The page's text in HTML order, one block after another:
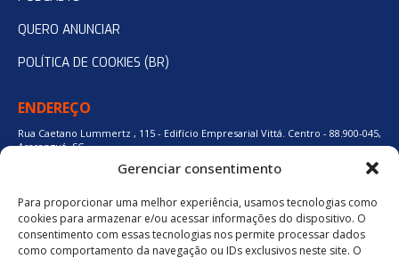
Gerenciar consentimento
Para proporcionar uma melhor experiência, usamos tecnologias como
cookies para armazenar e/ou acessar informações do dispositivo. O
consentimento com essas tecnologias nos permite processar dados
como comportamento da navegação ou IDs exclusivos neste site. O
QUERO ANUNCIAR
POLÍTICA DE COOKIES (BR)
ENDEREÇO
Rua Caetano Lummertz , 115 - Edifício Empresarial Vittá. Centro - 88.900-045,
Araranguá, SC.
48 3524-0137